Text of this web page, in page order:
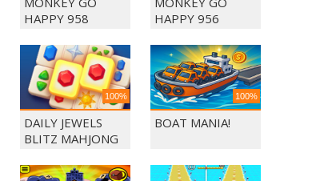
HAPPY 958
HAPPY 956
100%
DAILY JEWELS
BLITZ MAHJONG
100%
BOAT MANIA!